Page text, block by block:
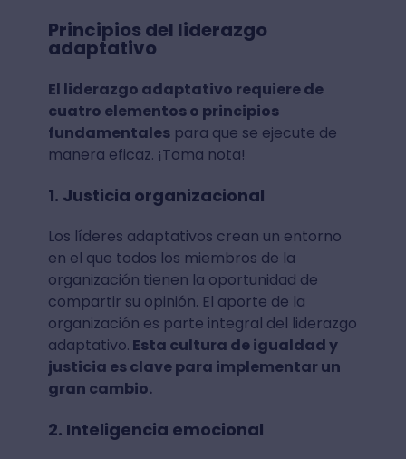
Principios del liderazgo
adaptativo
El liderazgo adaptativo requiere de
cuatro elementos o principios
fundamentalespara que se ejecute de
manera eficaz. ¡Toma nota!
1. Justicia organizacional
Los líderes adaptativos crean un entorno
en el que todos los miembros de la
organización tienen la oportunidad de
compartir su opinión. El aporte de la
organización es parte integral del liderazgo
adaptativo. Esta cultura de igualdad y
justicia es clave para implementar un
gran cambio.
2. Inteligencia emocional